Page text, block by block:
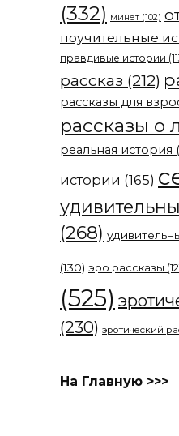
(332) минет (102)
поучительные
правдивые истории
рассказ (212)
рассказы для
рассказы о
реальная история
истории (165)
(268)
(130) эро рассказы
(525)
(230) эротический
На Главную >>>